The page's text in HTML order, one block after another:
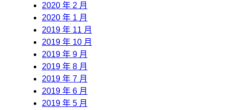
2020 年 2 月
2020 年 1 月
2019 年 11 月
2019 年 10 月
2019 年 9 月
2019 年 8 月
2019 年 7 月
2019 年 6 月
2019 年 5 月